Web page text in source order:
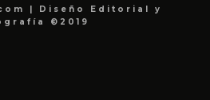
| Diseño Editorial y
©2019